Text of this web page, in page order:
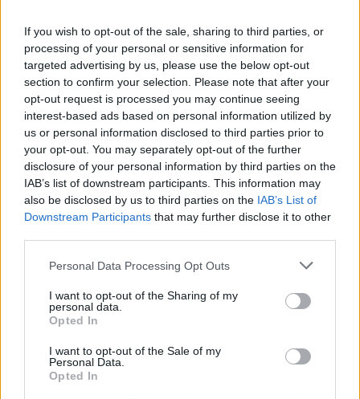
If you wish to opt-out of the sale, sharing to third parties, or
processing of your personal or sensitive information for
targeted advertising by us, please use the below opt-out
section to confirm your selection. Please note that after your
opt-out request is processed you may continue seeing
interest-based ads based on personal information utilized by
us or personal information disclosed to third parties prior to
your opt-out. You may separately opt-out of the further
disclosure of your personal information by third parties on the
IAB’s list of downstream participants. This information may
also be disclosed by us to third parties on the IAB’s List of
Downstream Participants that may further disclose it to other
Personal Data Processing Opt Outs
I want to opt-out of the Sharing of my
personal data.
Opted In
I want to opt-out of the Sale of my
Personal Data.
Opted In